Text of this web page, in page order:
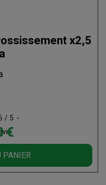
x2,5
/ 5 -
€
PANIER